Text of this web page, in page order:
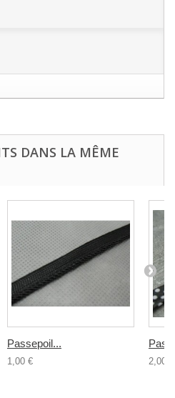
DANS LA MÊME
Passepoil...
1,00 € 2,00 €